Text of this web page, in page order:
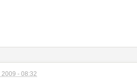
- 08:32